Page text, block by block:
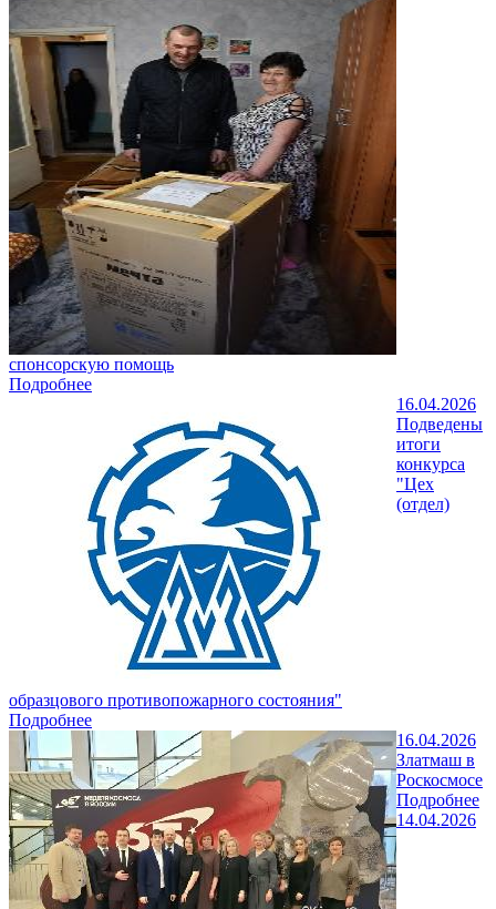
спонсорскую помощь
Подробнее
16.04.2026
Подведены
итоги
конкурса
"Цех
(отдел)
образцового противопожарного состояния"
Подробнее
16.04.2026
Златмаш в
Роскосмосе
Подробнее
14.04.2026